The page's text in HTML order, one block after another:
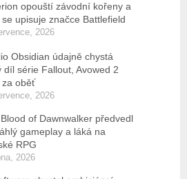
opouští závodní kořeny a
se upisuje značce Battlefield
2026
Obsidian údajně chystá
díl série Fallout, Avowed 2
za oběť
2026
of Dawnwalker předvedl
gameplay a láká na
RPG
2026